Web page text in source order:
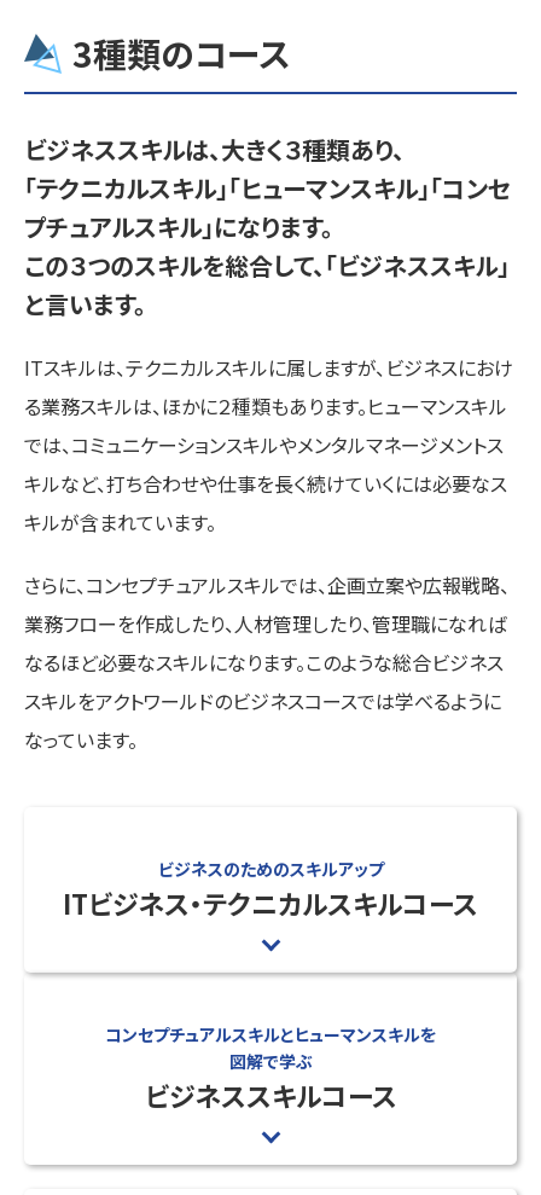
3種類のコース
ビジネススキルは、大きく３種類あり、
「テクニカルスキル」「ヒューマンスキル」「コンセ
プチュアルスキル」になります。
この３つのスキルを総合して、「ビジネススキル」
と言います。
ITスキルは、テクニカルスキルに属しますが、ビジネスにおけ
る業務スキルは、ほかに２種類もあります。ヒューマンスキル
では、コミュニケーションスキルやメンタルマネージメントス
キルなど、打ち合わせや仕事を長く続けていくには必要なス
キルが含まれています。
さらに、コンセプチュアルスキルでは、企画立案や広報戦略、
業務フローを作成したり、人材管理したり、管理職になれば
なるほど必要なスキルになります。このような総合ビジネス
スキルをアクトワールドのビジネスコースでは学べるように
なっています。
ビジネスのためのスキルアップ
ITビジネス・テクニカルスキルコース
コンセプチュアルスキルとヒューマンスキルを
図解で学ぶ
ビジネススキルコース